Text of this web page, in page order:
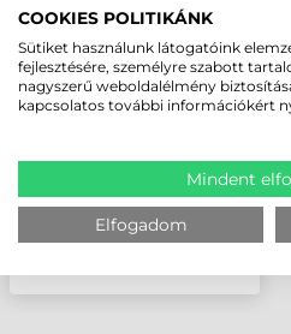
DATALOGIC
CSUKLÓPÁNT (5
DB/CSOMAG), MEMOR K
COOKIES POLITIKÁNK
Sütiket használunk látogatóink
fejlesztésére, személyre szabott
nagyszerű weboldalélmény
kapcsolatos további információkért
Mindent
Elfogadom